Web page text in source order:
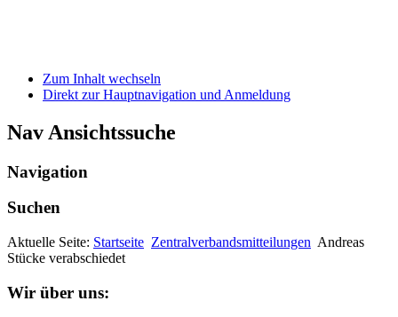
Zum Inhalt wechseln
Direkt zur Hauptnavigation und Anmeldung
Nav Ansichtssuche
Navigation
Suchen
Aktuelle Seite: Startseite Zentralverbandsmitteilungen Andreas
Stücke verabschiedet
Wir über uns: